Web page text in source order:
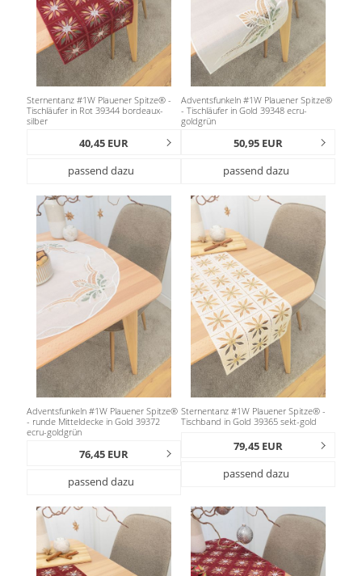
Sternentanz #1W Plauener Spitze® -
Tischläufer in Rot 39344 bordeaux-
silber
40,45 EUR
passend dazu
Adventsfunkeln #1W Plauener Spitze®
- Tischläufer in Gold 39348 ecru-
goldgrün
50,95 EUR
passend dazu
Adventsfunkeln #1W Plauener Spitze®
- runde Mitteldecke in Gold 39372
ecru-goldgrün
76,45 EUR
passend dazu
Sternentanz #1W Plauener Spitze® -
Tischband in Gold 39365 sekt-gold
79,45 EUR
passend dazu